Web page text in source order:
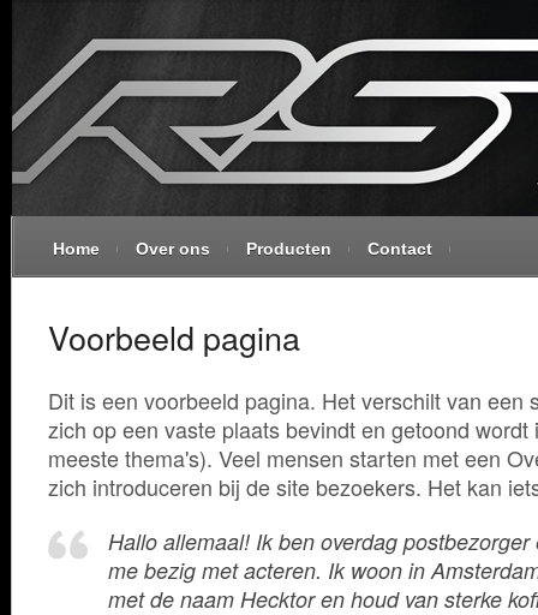
Home Over ons Producten Contact
Voorbeeld pagina
Dit is een voorbeeld pagina. Het verschilt van een
zich op een vaste plaats bevindt en getoond
meeste thema's). Veel mensen starten met een
zich introduceren bij de site bezoekers. Het kan
Hallo allemaal! Ik ben overdag
me bezig met acteren. Ik woon in
met de naam Hecktor en houd van sterke